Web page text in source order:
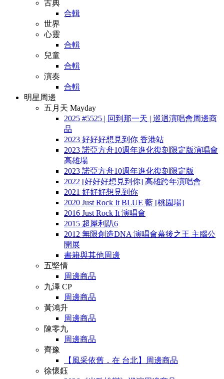
古典
合輯
世界
心靈
合輯
兒童
合輯
演奏
合輯
明星周邊
五月天 Mayday
2025 #5525 | 回到那一天 | 巡迴演唱會周邊商
品
2023 好好好想見到你 香港站
2023 諾亞方舟10週年進化復刻限定版演唱會
高雄場
2023 諾亞方舟10週年進化復刻限定版
2022 [好好好想見到你] 高雄跨年演唱會
2021 好好好想見到你
2020 Just Rock It BLUE 藍 [桃園場]
2016 Just Rock It 演唱會
2015 超犀利趴6
2012 無限創造DNA 演唱會幕後之王 主腦公
開展
書籍與其他周邊
五堅情
周邊商品
九澤 CP
周邊商品
黃鴻升
周邊商品
陳零九
周邊商品
齊豫
【風采依舊．在 台北】周邊商品
徐懷鈺